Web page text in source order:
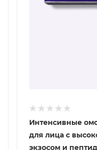
Интенсивные
для лица с
экзосом и